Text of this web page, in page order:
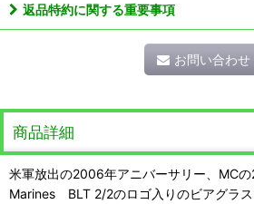
返品特約に関する重要事項
お問い合わせ
商品詳細
米軍放出の2006年アニバーサリー、MC
Marines BLT 2/2のロゴ入りのビアグラ